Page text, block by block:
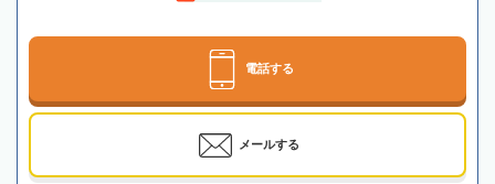
電話する
メールする